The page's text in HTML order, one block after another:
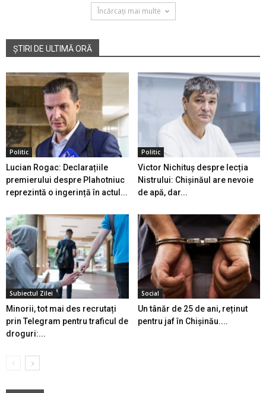
Încărcați mai multe
ȘTIRI DE ULTIMĂ ORĂ
Politic
Lucian Rogac: Declarațiile
premierului despre Plahotniuc
reprezintă o ingerință în actul...
Politic
Victor Nichituș despre lecția
Nistrului: Chișinăul are nevoie
de apă, dar...
Subiectul Zilei
Minorii, tot mai des recrutați
prin Telegram pentru traficul de
droguri:...
Social
Un tânăr de 25 de ani, reținut
pentru jaf în Chișinău....